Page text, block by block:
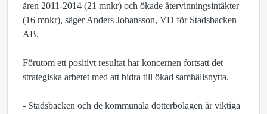
åren 2011-2014 (21 mnkr) och ökade återvinningsintäkter
(16 mnkr), säger Anders Johansson, VD för Stadsbacken
AB.
Förutom ett positivt resultat har koncernen fortsatt det
strategiska arbetet med att bidra till ökad samhällsnytta.
- Stadsbacken och de kommunala dotterbolagen är viktiga